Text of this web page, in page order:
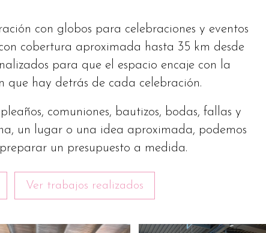
con globos para celebraciones y eventos
cobertura aproximada hasta 35 km desde
para que el espacio encaje con la
que hay detrás de cada celebración.
comuniones, bautizos, bodas, fallas y
un lugar o una idea aproximada, podemos
un presupuesto a medida.
Ver trabajos realizados